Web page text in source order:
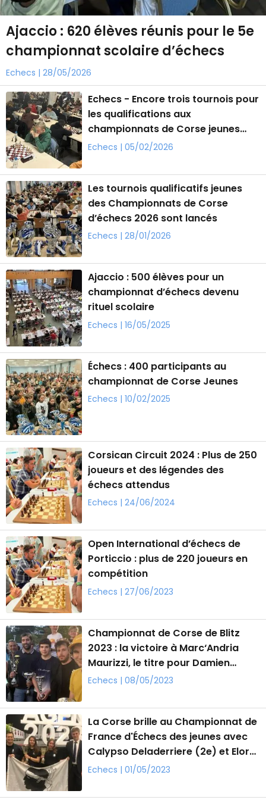
Ajaccio : 620 élèves réunis pour le 5e
championnat scolaire d’échecs
Echecs | 28/05/2026
Echecs - Encore trois tournois pour
les qualifications aux
championnats de Corse jeunes
d’échecs
Echecs | 05/02/2026
Les tournois qualificatifs jeunes
des Championnats de Corse
d’échecs 2026 sont lancés
Echecs | 28/01/2026
Ajaccio : 500 élèves pour un
championnat d’échecs devenu
rituel scolaire
Echecs | 16/05/2025
Échecs : 400 participants au
championnat de Corse Jeunes
Echecs | 10/02/2025
Corsican Circuit 2024 : Plus de 250
joueurs et des légendes des
échecs attendus
Echecs | 24/06/2024
Open International d’échecs de
Porticcio : plus de 220 joueurs en
compétition
Echecs | 27/06/2023
Championnat de Corse de Blitz
2023 : la victoire à Marc‘Andria
Maurizzi, le titre pour Damien
Stubbe
Echecs | 08/05/2023
La Corse brille au Championnat de
France d'Échecs des jeunes avec
Calypso Deladerriere (2e) et Elora
Micheli (3e)
Echecs | 01/05/2023